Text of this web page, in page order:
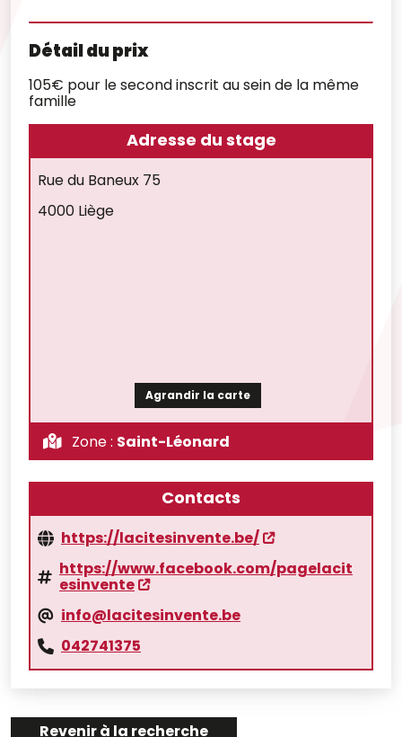
Détail du prix
105€ pour le second inscrit au sein de la même
famille
Adresse du stage
Rue du Baneux 75
4000 Liège
Agrandir la carte
Zone : Saint-Léonard
Contacts
https://lacitesinvente.be/
https://www.facebook.com/pagelacit
esinvente
info@lacitesinvente.be
042741375
Revenir à la recherche